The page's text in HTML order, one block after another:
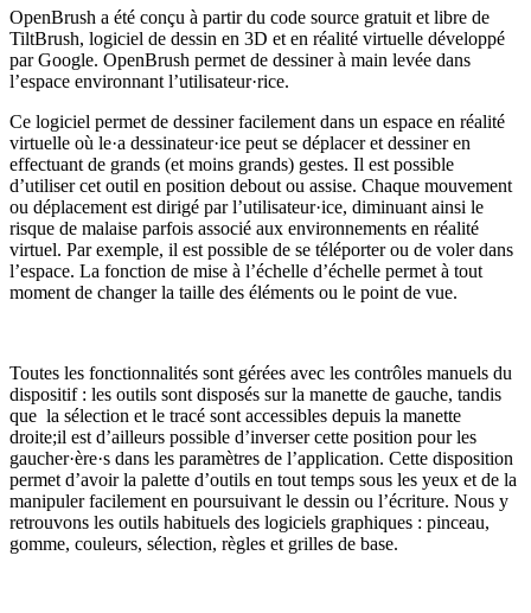
OpenBrush a été conçu à partir du code source gratuit et libre de
TiltBrush, logiciel de dessin en 3D et en réalité virtuelle développé
par Google. OpenBrush permet de dessiner à main levée dans
l’espace environnant l’utilisateur·rice.
Ce logiciel permet de dessiner facilement dans un espace en réalité
virtuelle où le·a dessinateur·ice peut se déplacer et dessiner en
effectuant de grands (et moins grands) gestes. Il est possible
d’utiliser cet outil en position debout ou assise. Chaque mouvement
ou déplacement est dirigé par l’utilisateur·ice, diminuant ainsi le
risque de malaise parfois associé aux environnements en réalité
virtuel. Par exemple, il est possible de se téléporter ou de voler dans
l’espace. La fonction de mise à l’échelle d’échelle permet à tout
moment de changer la taille des éléments ou le point de vue.
Toutes les fonctionnalités sont gérées avec les contrôles manuels du
dispositif : les outils sont disposés sur la manette de gauche, tandis
que la sélection et le tracé sont accessibles depuis la manette
droite;il est d’ailleurs possible d’inverser cette position pour les
gaucher·ère·s dans les paramètres de l’application. Cette disposition
permet d’avoir la palette d’outils en tout temps sous les yeux et de la
manipuler facilement en poursuivant le dessin ou l’écriture. Nous y
retrouvons les outils habituels des logiciels graphiques : pinceau,
gomme, couleurs, sélection, règles et grilles de base.